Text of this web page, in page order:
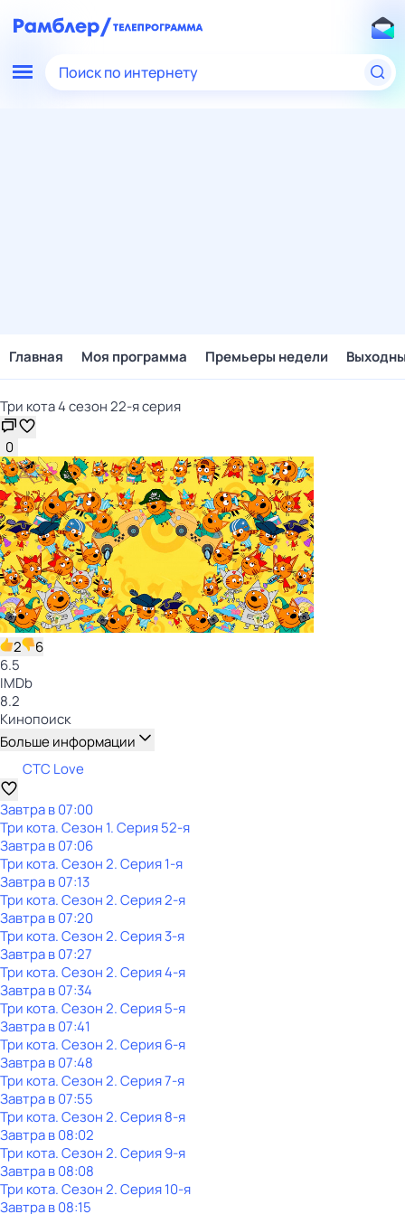
Поиск по интернету
Главная Моя программа Премьеры недели
Три кота 4 сезон 22-я серия
0
2
6
6.5
IMDb
8.2
Кинопоиск
Больше информации
СТС Love
Завтра в 07:00
Три кота. Сезон 1. Серия 52-я
Завтра в 07:06
Три кота. Сезон 2. Серия 1-я
Завтра в 07:13
Три кота. Сезон 2. Серия 2-я
Завтра в 07:20
Три кота. Сезон 2. Серия 3-я
Завтра в 07:27
Три кота. Сезон 2. Серия 4-я
Завтра в 07:34
Три кота. Сезон 2. Серия 5-я
Завтра в 07:41
Три кота. Сезон 2. Серия 6-я
Завтра в 07:48
Три кота. Сезон 2. Серия 7-я
Завтра в 07:55
Три кота. Сезон 2. Серия 8-я
Завтра в 08:02
Три кота. Сезон 2. Серия 9-я
Завтра в 08:08
Три кота. Сезон 2. Серия 10-я
Завтра в 08:15